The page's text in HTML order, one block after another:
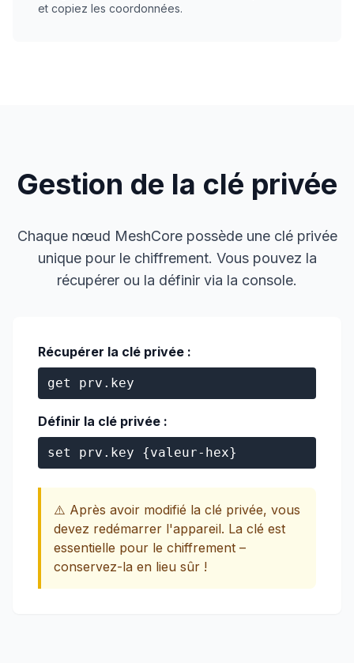
et copiez les coordonnées.
Gestion de la clé privée
Chaque nœud MeshCore possède une clé privée
unique pour le chiffrement. Vous pouvez la
récupérer ou la définir via la console.
Récupérer la clé privée :
get prv.key
Définir la clé privée :
set prv.key {valeur-hex}
⚠️ Après avoir modifié la clé privée, vous
devez redémarrer l'appareil. La clé est
essentielle pour le chiffrement –
conservez-la en lieu sûr !